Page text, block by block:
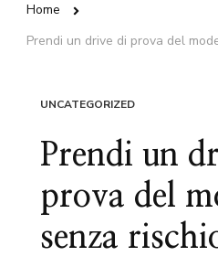
Home
Prendi un drive di prova del
UNCATEGORIZED
Prendi un
prova del
senza